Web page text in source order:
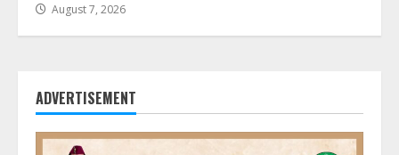
August 7, 2026
ADVERTISEMENT